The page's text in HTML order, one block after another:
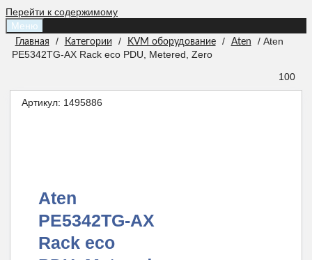
Перейти к содержимому
Меню
Главная / Категории / KVM оборудование / Aten
/ Aten
PE5342TG-AX Rack eco PDU, Metered, Zero
100
Артикул: 1495886
Aten
PE5342TG-AX
Rack eco